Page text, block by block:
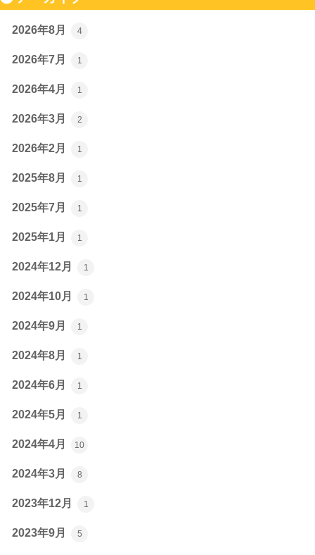
2026年8月 4
2026年7月 1
2026年4月 1
2026年3月 2
2026年2月 1
2025年8月 1
2025年7月 1
2025年1月 1
2024年12月 1
2024年10月 1
2024年9月 1
2024年8月 1
2024年6月 1
2024年5月 1
2024年4月 10
2024年3月 8
2023年12月 1
2023年9月 5